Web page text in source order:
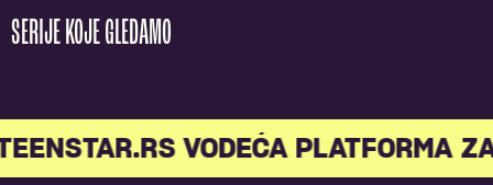
SERIJE KOJE GLEDAMO
VODEĆA PLATFORMA